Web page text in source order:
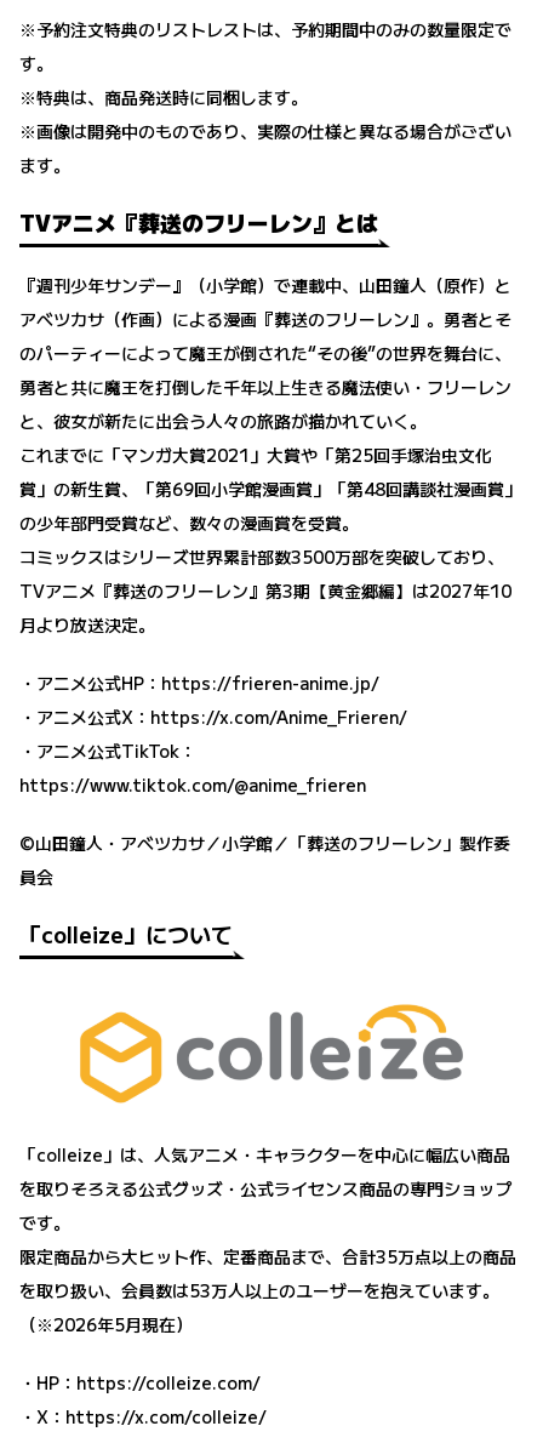
※予約注文特典のリストレストは、予約期間中のみの数量限定で
す。
※特典は、商品発送時に同梱します。
※画像は開発中のものであり、実際の仕様と異なる場合がござい
ます。
TVアニメ『葬送のフリーレン』とは
『週刊少年サンデー』（小学館）で連載中、山田鐘人（原作）と
アベツカサ（作画）による漫画『葬送のフリーレン』。勇者とそ
のパーティーによって魔王が倒された“その後”の世界を舞台に、
勇者と共に魔王を打倒した千年以上生きる魔法使い・フリーレン
と、彼女が新たに出会う人々の旅路が描かれていく。
これまでに「マンガ大賞2021」大賞や「第25回手塚治虫文化
賞」の新生賞、「第69回小学館漫画賞」「第48回講談社漫画賞」
の少年部門受賞など、数々の漫画賞を受賞。
コミックスはシリーズ世界累計部数3500万部を突破しており、
TVアニメ『葬送のフリーレン』第3期【黄金郷編】は2027年10
月より放送決定。
・アニメ公式HP： https://frieren-anime.jp/
・アニメ公式X： https://x.com/Anime_Frieren/
・アニメ公式TikTok：
https://www.tiktok.com/@anime_frieren
©山田鐘人・アベツカサ／小学館／「葬送のフリーレン」製作委
員会
「colleize」について
「colleize」は、人気アニメ・キャラクターを中心に幅広い商品
を取りそろえる公式グッズ・公式ライセンス商品の専門ショップ
です。
限定商品から大ヒット作、定番商品まで、合計35万点以上の商品
を取り扱い、会員数は53万人以上のユーザーを抱えています。
（※2026年5月現在）
・HP： https://colleize.com/
・X： https://x.com/colleize/